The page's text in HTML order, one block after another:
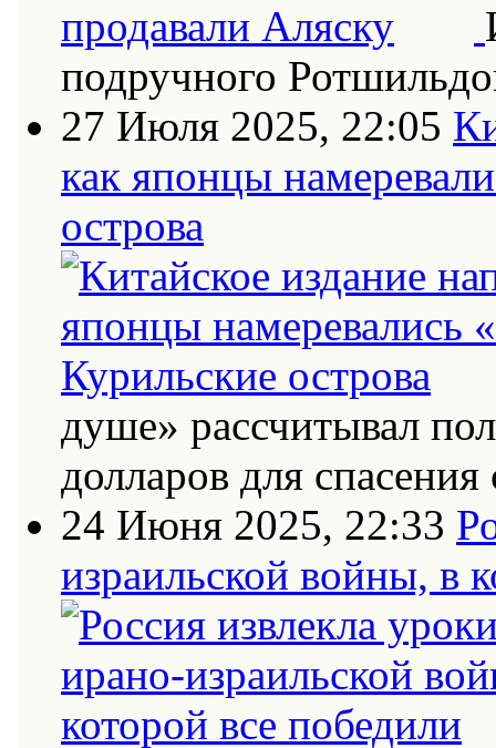
подручного
27 Июля 2025, 22:05
как японцы
острова
душе» рассчитывал
долларов для спасения
24 Июня 2025, 22:33
израильской войны, в